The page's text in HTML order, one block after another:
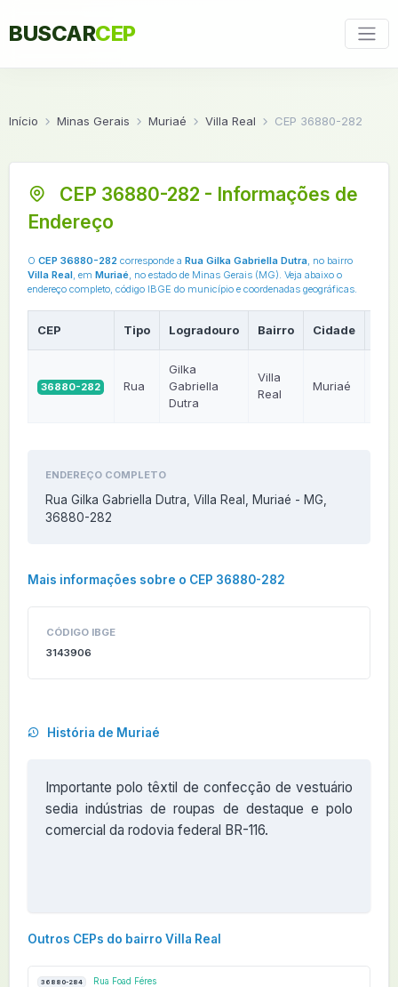
BUSCARCEP
Início Minas Gerais Muriaé Villa Real CEP 36880-282
CEP 36880-282 - Informações de
Endereço
O CEP 36880-282 corresponde a Rua Gilka Gabriella Dutra, no bairro
Villa Real, em Muriaé, no estado de Minas Gerais (MG). Veja abaixo o
endereço completo, código IBGE do município e coordenadas geográficas.
CEP Tipo Logradouro Bairro Cidade
36880-282 Rua
Gilka
Gabriella
Dutra
Villa
Real
Muriaé
ENDEREÇO COMPLETO
Rua Gilka Gabriella Dutra, Villa Real, Muriaé - MG,
36880-282
Mais informações sobre o CEP 36880-282
CÓDIGO IBGE
3143906
História de Muriaé
Importante polo têxtil de confecção de vestuário
sedia indústrias de roupas de destaque e polo
comercial da rodovia federal BR-116.
Outros CEPs do bairro Villa Real
36880-284 Rua Foad Féres